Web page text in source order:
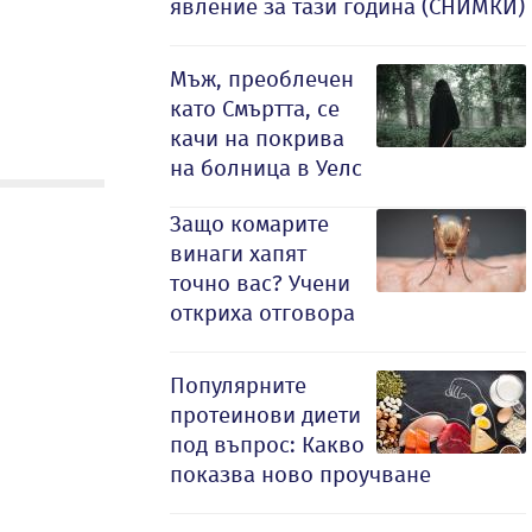
явление за тази година (СНИМКИ)
Мъж, преоблечен
като Смъртта, се
качи на покрива
на болница в Уелс
Защо комарите
винаги хапят
точно вас? Учени
откриха отговора
Популярните
протеинови диети
под въпрос: Какво
показва ново проучване